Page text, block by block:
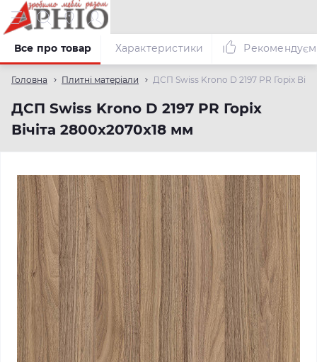
Головна Плитні матеріали ДСП Swiss Krono D 2197 PR Горіх
ДСП Swiss Krono D 2197 PR Горіх
Вічіта 2800х2070х18 мм
Все про товар Характеристики